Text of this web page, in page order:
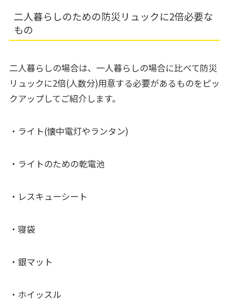
二人暮らしのための防災リュックに2倍必要な
もの
二人暮らしの場合は、一人暮らしの場合に比べて防災
リュックに2倍(人数分)用意する必要があるものをピッ
クアップしてご紹介します。
・ライト(懐中電灯やランタン)
・ライトのための乾電池
・レスキューシート
・寝袋
・銀マット
・ホイッスル